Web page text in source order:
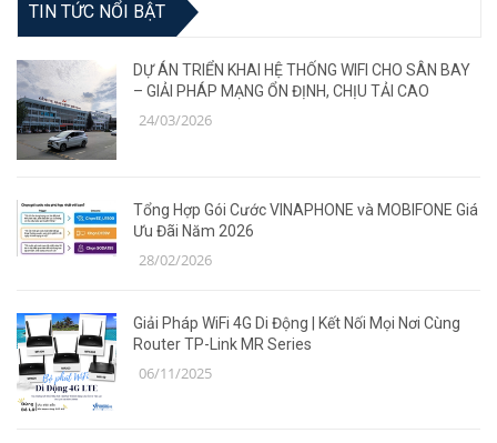
TIN TỨC NỔI BẬT
DỰ ÁN TRIỂN KHAI HỆ THỐNG WIFI CHO SÂN BAY
– GIẢI PHÁP MẠNG ỔN ĐỊNH, CHỊU TẢI CAO
24/03/2026
Tổng Hợp Gói Cước VINAPHONE và MOBIFONE Giá
Ưu Đãi Năm 2026
28/02/2026
Giải Pháp WiFi 4G Di Động | Kết Nối Mọi Nơi Cùng
Router TP-Link MR Series
06/11/2025